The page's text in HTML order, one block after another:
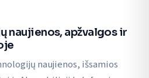
naujienos, apžvalgos ir
naujienos, išsamios